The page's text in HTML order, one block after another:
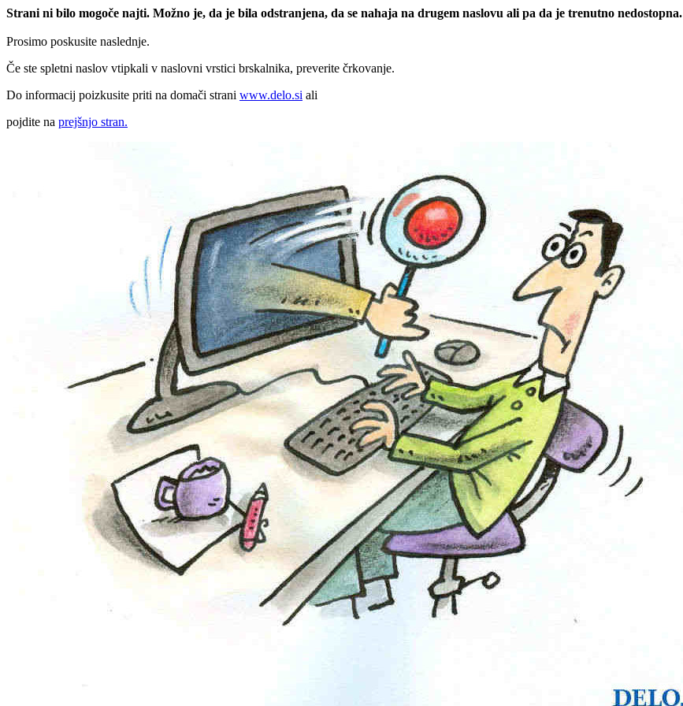
Strani ni bilo mogoče najti. Možno je, da je bila odstranjena, da se nahaja na drugem naslovu ali pa da je trenutno nedostopna.
Prosimo poskusite naslednje.
Če ste spletni naslov vtipkali v naslovni vrstici brskalnika, preverite črkovanje.
Do informacij poizkusite priti na domači strani www.delo.si ali
pojdite na prejšnjo stran.